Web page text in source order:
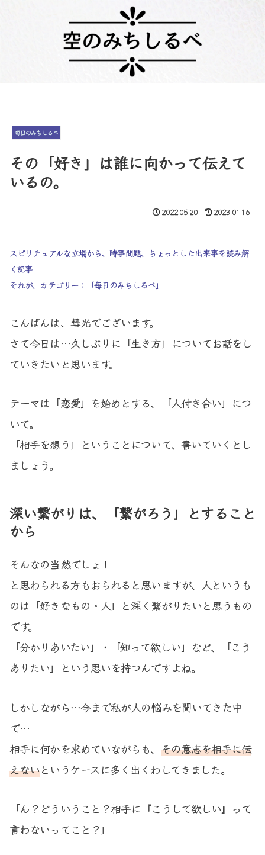
その「好き」は誰に向かって伝えて
いるの。
毎日のみちしるべ
2022.05.20 2023.01.16
スピリチュアルな立場から、時事問題、ちょっとした出来事を読み解
く記事…
それが、カテゴリー：「毎日のみちしるべ」
こんばんは、彗光でございます。
さて今日は…久しぶりに「生き方」についてお話をし
ていきたいと思います。
テーマは「恋愛」を始めとする、「人付き合い」につ
いて。
「相手を想う」ということについて、書いていくとし
ましょう。
深い繋がりは、「繋がろう」とすること
から
そんなの当然でしょ！
と思わられる方もおられると思いますが、人というも
のは「好きなもの・人」と深く繋がりたいと思うもの
です。
「分かりあいたい」・「知って欲しい」など、「こう
ありたい」という思いを持つんですよね。
しかしながら…今まで私が人の悩みを聞いてきた中
で…
相手に何かを求めていながらも、 その意志を相手に伝
えないというケースに多く出くわしてきました。
「ん？どういうこと？相手に『こうして欲しい』って
言わないってこと？」